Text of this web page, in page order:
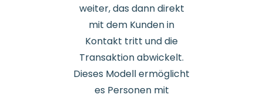
weiter, das dann direkt
mit dem Kunden in
Kontakt tritt und die
Transaktion abwickelt.
Dieses Modell ermöglicht
es Personen mit